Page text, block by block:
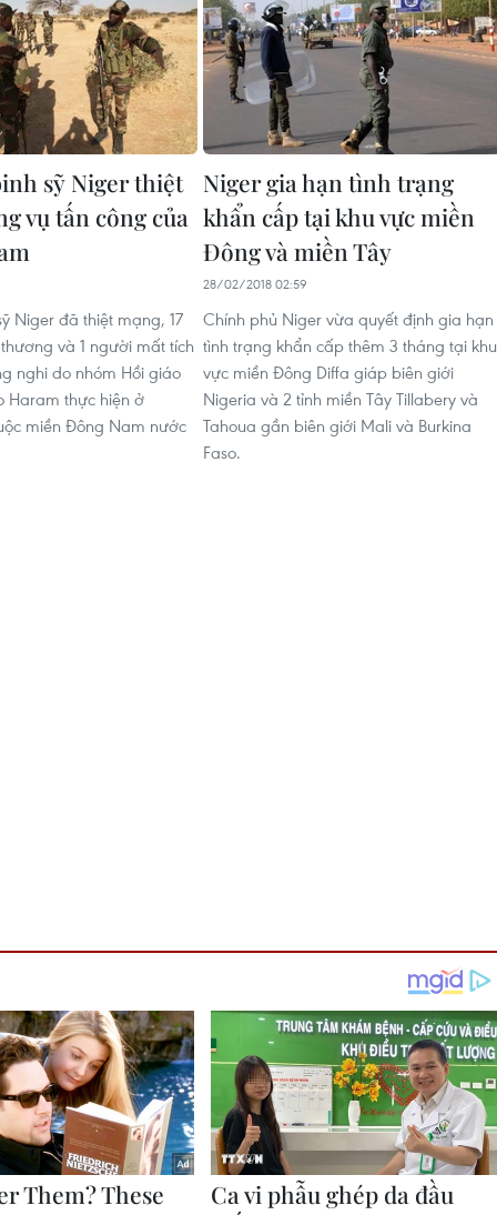
sỹ Niger thiệt
vụ tấn công của
Niger đã thiệt mạng, 17
và 1 người mất tích
nghi do nhóm Hồi giáo
Haram thực hiện ở
miền Đông Nam nước
Niger gia hạn tình trạng
khẩn cấp tại khu vực miền
Đông và miền Tây
28/02/2018 02:59
Chính phủ Niger vừa quyết định gia hạn
tình trạng khẩn cấp thêm 3 tháng tại khu
vực miền Đông Diffa giáp biên giới
Nigeria và 2 tỉnh miền Tây Tillabery và
Tahoua gần biên giới Mali và Burkina
Faso.